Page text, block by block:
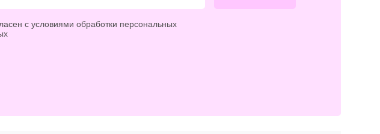
с условиями обработки персональных